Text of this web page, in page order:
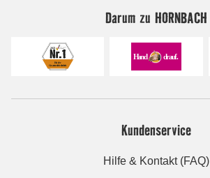
Darum zu HORNBACH
Kundenservice
Hilfe & Kontakt (FAQ)